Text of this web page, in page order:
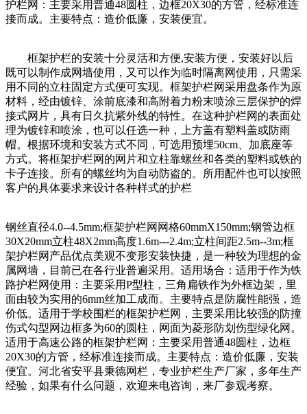
护栏网：主要采用普通48圆柱，边框20X30的方管，经标准连
接而成。主要特点：造价低廉，安装便宜。
框架护栏的安装十分灵活和方便,安装方便，安装好以后
既可以制作成网墙使用，又可以作为临时隔离网使用，只需采
用不同的立柱固定方式便可实现。框架护栏网采用盘条作为原
材料，经由镀锌、涂前底漆和高附着力粉末喷涂三层保护的焊
接式网片，具有日久抗紫外线的特性。在这种护栏网的表面处
理为镀锌和喷涂，也可以任选一种，上方盖有塑料盖或防雨
帽。根据环境和安装方式不同，可选用预埋50cm、加底座等
方式。将框架护栏网的网片和立柱靠螺丝和各类的塑料或铁的
卡子连接。所有的螺丝均为自动防盗的。所用配件也可以按照
客户的具体要求来设计各种样式的护栏
钢丝直径4.0--4.5mm;框架护栏网网格60mmX150mm;钢管边框
30X20mm立柱48X2mm高度1.6m---2.4m;立柱间距2.5m--3m;框
架护栏网产品优点美观不变形安装快捷，是一种较为理想的金
属网墙，目前已在各行业普遍采用。适用场合：适用于作为铁
路护栏网使用：主要采用P型柱，三角扁铁作为外框边架，里
面由较为实用的6mm丝加工成而。主要特点是防腐性能强，造
价低。适用于学校围栏的框架护栏网，主要采用比较强的防撞
伤式勾型网边框多为60的圆柱，网面为菱形防划伤型绿化网。
适用于高速公路的框架护栏网：主要采用普通48圆柱，边框
20X30的方管，经标准连接而成。主要特点：造价低廉，安装
便宜。河北省安平县秉德网栏，专业护栏生产厂家，多年生产
经验，如果有什么问题，欢迎来电咨询，来厂参观考察。